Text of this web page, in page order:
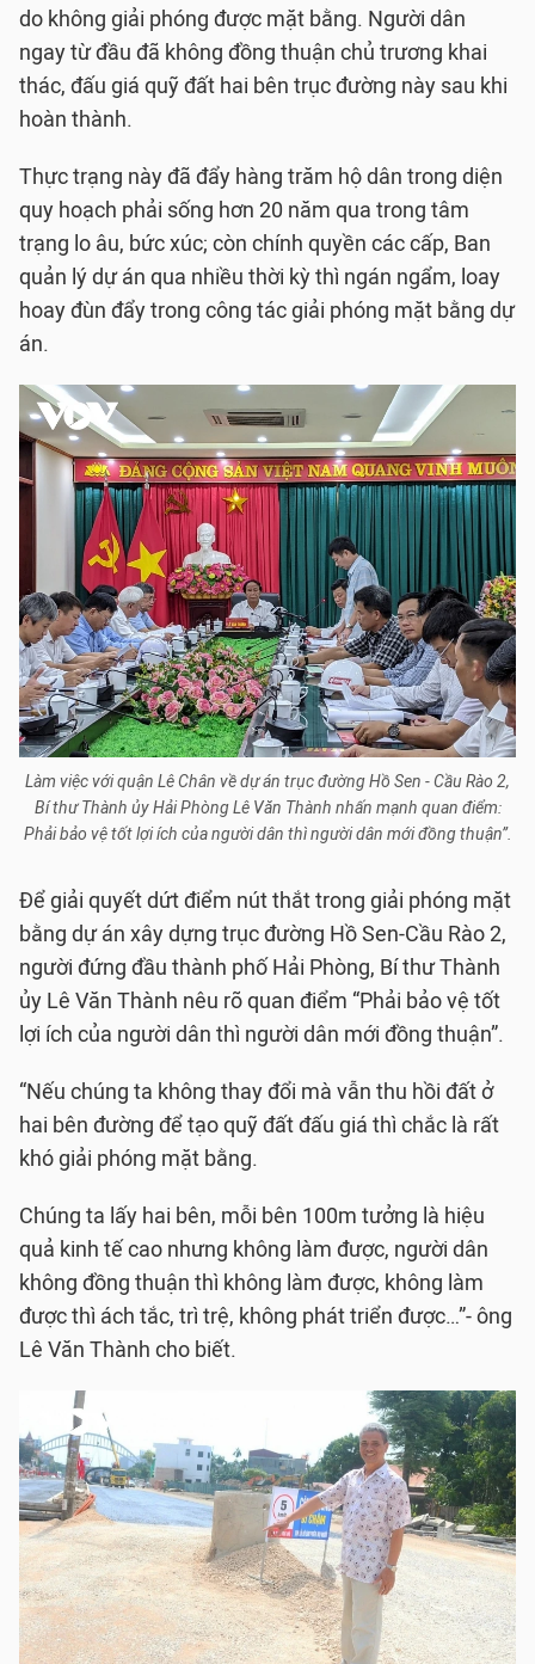
do không giải phóng được mặt bằng. Người dân
ngay từ đầu đã không đồng thuận chủ trương khai
thác, đấu giá quỹ đất hai bên trục đường này sau khi
hoàn thành.
Thực trạng này đã đẩy hàng trăm hộ dân trong diện
quy hoạch phải sống hơn 20 năm qua trong tâm
trạng lo âu, bức xúc; còn chính quyền các cấp, Ban
quản lý dự án qua nhiều thời kỳ thì ngán ngẩm, loay
hoay đùn đẩy trong công tác giải phóng mặt bằng dự
án.
Làm việc với quận Lê Chân về dự án trục đường Hồ Sen - Cầu Rào 2,
Bí thư Thành ủy Hải Phòng Lê Văn Thành nhấn mạnh quan điểm:
Phải bảo vệ tốt lợi ích của người dân thì người dân mới đồng thuận”.
Để giải quyết dứt điểm nút thắt trong giải phóng mặt
bằng dự án xây dựng trục đường Hồ Sen-Cầu Rào 2,
người đứng đầu thành phố Hải Phòng, Bí thư Thành
ủy Lê Văn Thành nêu rõ quan điểm “Phải bảo vệ tốt
lợi ích của người dân thì người dân mới đồng thuận”.
“Nếu chúng ta không thay đổi mà vẫn thu hồi đất ở
hai bên đường để tạo quỹ đất đấu giá thì chắc là rất
khó giải phóng mặt bằng.
Chúng ta lấy hai bên, mỗi bên 100m tưởng là hiệu
quả kinh tế cao nhưng không làm được, người dân
không đồng thuận thì không làm được, không làm
được thì ách tắc, trì trệ, không phát triển được…”- ông
Lê Văn Thành cho biết.